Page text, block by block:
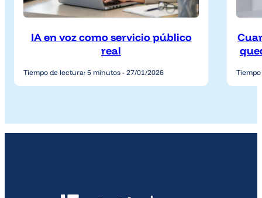
IA en voz como servicio público
real
Tiempo de lectura: 5 minutos - 27/01/2026